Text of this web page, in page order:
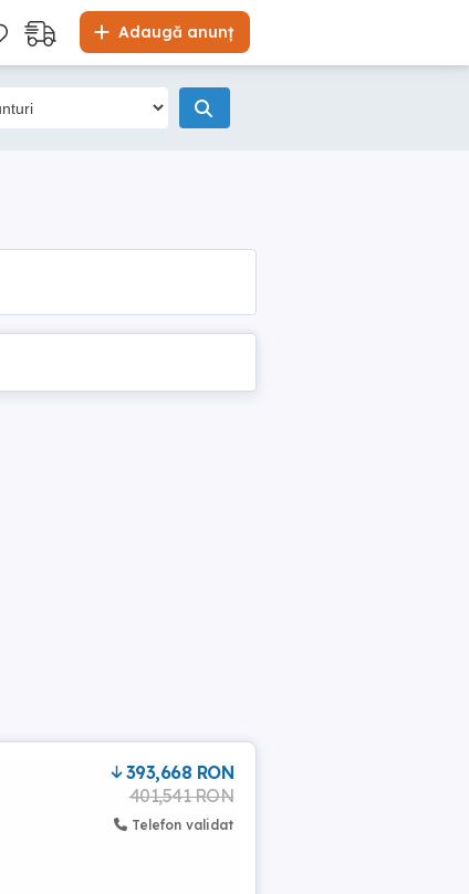
Adaugă anunț
393,668 RON
401,541 RON
Telefon validat